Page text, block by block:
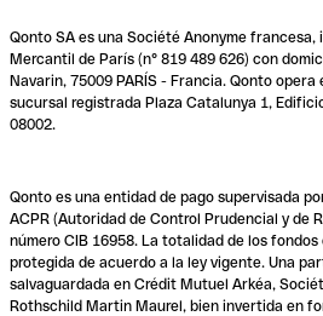
Qonto SA es una Société Anonyme
Mercantil de París (n° 819 489 626) con
Navarin, 75009 PARÍS - Francia. Qonto opera
sucursal registrada Plaza Catalunya 1,
08002.
Qonto es una entidad de pago supervisada
ACPR (Autoridad de Control Prudencial y de
número CIB 16958. La totalidad de los
protegida de acuerdo a la ley vigente. Una
salvaguardada en Crédit Mutuel Arkéa,
Rothschild Martin Maurel, bien invertida en